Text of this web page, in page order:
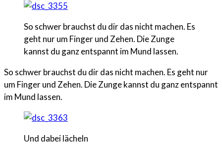
So schwer brauchst du dir das nicht machen. Es
geht nur um Finger und Zehen. Die Zunge
kannst du ganz entspannt im Mund lassen.
So schwer brauchst du dir das nicht machen. Es geht nur
um Finger und Zehen. Die Zunge kannst du ganz entspannt
im Mund lassen.
Und dabei lächeln